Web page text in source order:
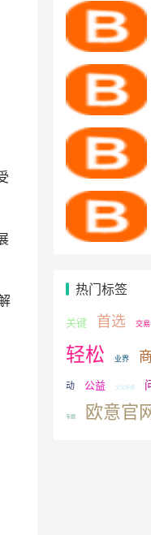
热门标签
关键 首选 交
轻松 业界
动 公益 文化传媒
专题 欧意官